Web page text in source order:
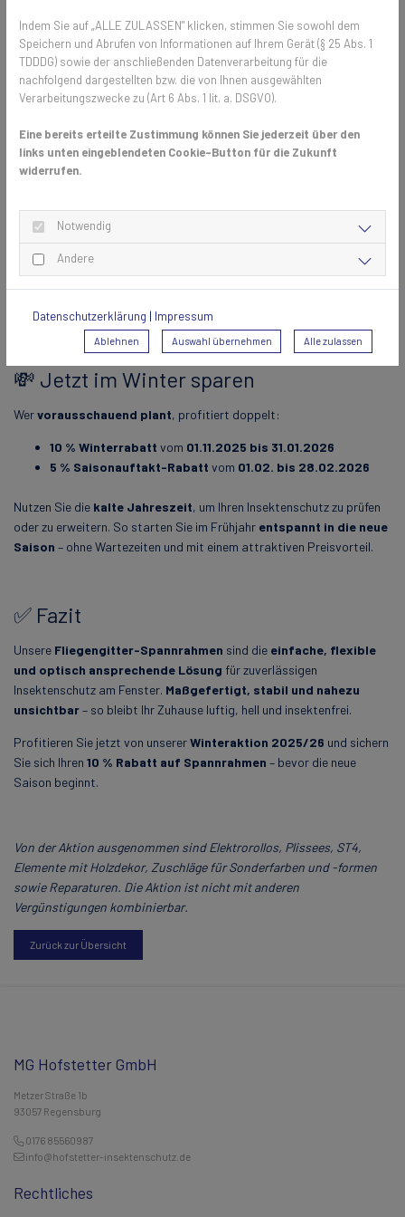
Zurück zur Übersicht
UnsereFliegengitter-SpannrahmenverbindenFunktion, Qualität
und Designin einem Produkt:
Passgenaue Maßanfertigung
für jede Fensterform
sind
Feine Gewebevarianten– je nach Wunsch transparent,
besonders luftdurchlässig oder nahezu unsichtbar
Einhängewinkel
Montage ohne Bohren oder Schrauben möglich
– ideal
auch für Mietwohnungen
Jeder Spannrahmen wirdindividuell gefertigt und fachgerecht
montiert, damit er perfekt zu Ihrem Zuhause passt.
💸 Jetzt im Winter sparen
Wervorausschauend plant, profitiert doppelt:
10 % Winterrabatt vom 01.11.2025 bis 31.01.2026
5 % Saisonauftakt-Rabatt vom 01.02. bis 28.02.2026
Nutzen Sie die kalte Jahreszeit, um Ihren Insektenschutz zu prüfen
oder zu erweitern. So starten Sie im Frühjahr entspannt in die neue
Saison – ohne Wartezeiten und mit einem attraktiven Preisvorteil.
✅ Fazit
Unsere Fliegengitter-Spannrahmen sind die einfache, flexible
und optisch ansprechende Lösung für zuverlässigen
Insektenschutz am Fenster. Maßgefertigt, stabil und nahezu
unsichtbar– so bleibt Ihr Zuhause luftig, hell und insektenfrei.
Profitieren Sie jetzt von unsererWinteraktion 2025/26 und sichern
Sie sich Ihren 10 % Rabatt auf Spannrahmen – bevor die neue
Saison beginnt.
Von der Aktion ausgenommen sind Elektrorollos, Plissees, ST4,
Elemente mit Holzdekor, Zuschläge für Sonderfarben und -formen
sowie Reparaturen. Die Aktion ist nicht mit anderen
Vergünstigungen kombinierbar.
MG Hofstetter GmbH
Metzer Straße 1b
93057 Regensburg
0176 85560987
info@hofstetter-insektenschutz.de
Rechtliches
Indem Sie auf „ALLE ZULASSEN" klicken, stimmen Sie sowohl dem
Speichern und Abrufen von Informationen auf Ihrem Gerät (§ 25 Abs. 1
TDDDG) sowie der anschließenden Datenverarbeitung für die
nachfolgend dargestellten bzw. die von Ihnen ausgewählten
Verarbeitungszwecke zu (Art 6 Abs. 1 lit. a. DSGVO).
Eine bereits erteilte Zustimmung können Sie jederzeit über den
links unten eingeblendeten Cookie-Button für die Zukunft
widerrufen.
Notwendig
Andere
Datenschutzerklärung | Impressum
Ablehnen Auswahl übernehmen Alle zulassen